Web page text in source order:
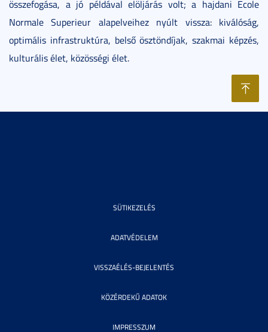
összefogása, a jó példával elöljárás volt; a hajdani Ecole
Normale Superieur alapelveihez nyúlt vissza: kiválóság,
optimális infrastruktúra, belső ösztöndíjak, szakmai képzés,
kulturális élet, közösségi élet.
SÜTIKEZELÉS
ADATVÉDELEM
VISSZAÉLÉS-BEJELENTÉS
KÖZÉRDEKŰ ADATOK
IMPRESSZUM